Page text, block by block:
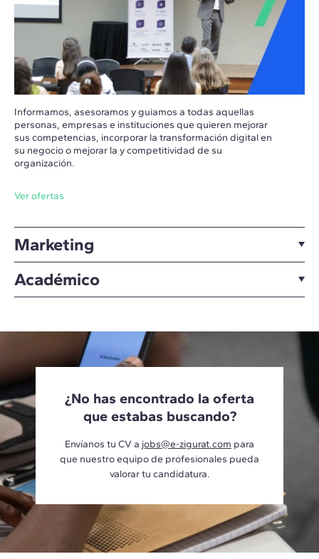
Informamos, asesoramos y guiamos a todas aquellas
personas, empresas e instituciones que quieren mejorar
sus competencias, incorporar la transformación digital en
su negocio o mejorar la y competitividad de su
organización.
Ver ofertas
Marketing
Académico
¿No has encontrado la oferta
que estabas buscando?
Envíanos tu CV a jobs@e-zigurat.com para
que nuestro equipo de profesionales pueda
valorar tu candidatura.